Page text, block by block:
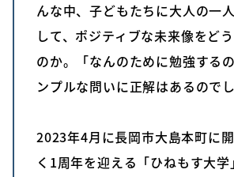
んな中、子どもたちに大人の一
して、ポジティブな未来像をど
のか。「なんのために勉強する
ンプルな問いに正解はあるのでし
2023年4月に長岡市大島本町に
く1周年を迎える「ひねもす大